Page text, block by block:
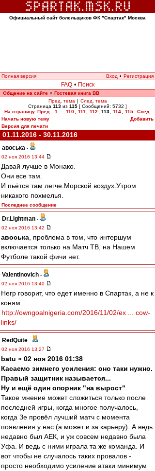
Официальный сайт болельщиков ФК "Спартак" Москва
Полная версия Вход • Регистрация
FAQ • Поиск
Общение на сайте » Гостевая книга ВВ
Пред. тема | След. тема
Страница 113 из 115 [ Сообщений: 5732 ]
На страницу Пред. 1 110 111 112 113 114 115
След.
Начать новую тему
Добавить
Версия для печати
01.11.2016 - 30.11.2016
авоська -
02 ноя 2016 13:44
Давай лучше в Монако.
Они все там.
И пьётся там легче.Морской воздух.Утром
никакого похмелья.
Последнее сообщение
Dr.Lightman -
02 ноя 2016 13:42
авоська , проблема в том, что интершум
включается только на Матч ТВ, на Нашем
Футболе такой фичи нет.
Valentinovich -
02 ноя 2016 13:40
Негр говорит, что едет именно в Спартак, а не к
коням
http://owngoalnigeria.com/2016/11/02/ex ... cow-
links/
RedQuite -
02 ноя 2016 13:27
batu » 02 ноя 2016 01:38
Касаемо зимнего усиления: оно таки нужно.
Правый защитник называется...
Ну и ещё один опорник "на вырост"
Такое мнение может сложиться только после
последней игры, когда многое получалось,
когда Зе провёл лучший матч с момента
появления у нас (а может и за карьеру). А ведь
недавно был АЕК, и уж совсем недавно была
Уфа. И ведь с ними играла та же команда. И
вот чтобы не случалось таких провалов -
просто необходимо усиление атаки минимум